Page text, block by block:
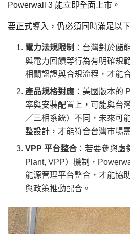
Powerwall 3 能立即全面上市。
要正式導入，仍必須同時滿足以下
電力法規限制 ：台灣對於儲
與電力回饋等行為有明確規
相關認證與合規流程，才能
產品規格對應 ：美國版本的
率與安裝配置上，可能與台
／三相系統）不同，未來可
整設計，才能符合台灣市場
VPP 平台整合 ：若要參與
Plant, VPP）機制，
能源管理平台整合，才能協
與政策推動配合。